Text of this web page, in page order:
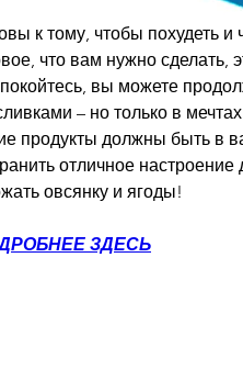
к тому, чтобы похудеть и
что вам нужно сделать,
вы можете
– но только в
продукты должны быть в
отличное
овсянку и ягоды!
ЗДЕСЬ